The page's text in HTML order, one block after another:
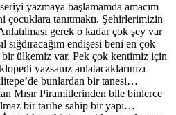
yazmaya başlamamda amacım
tanıtmaktı. Şehirlerimizin
gerek o kadar çok şey var
endişesi beni en çok
ülkemiz var. Pek çok kentimiz için
yazsanız anlatacaklarınızı
bunlardan bir tanesi…
Mısır Piramitlerinden bile binlerce
bir tarihe sahip bir yapı…